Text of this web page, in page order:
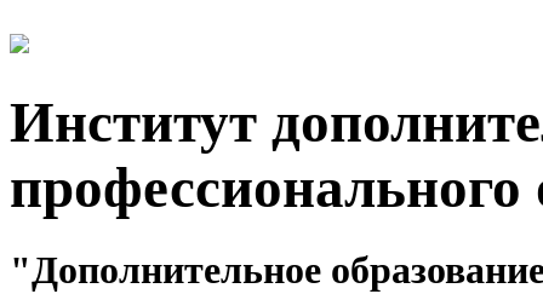
Институт
профессионального
"Дополнительное